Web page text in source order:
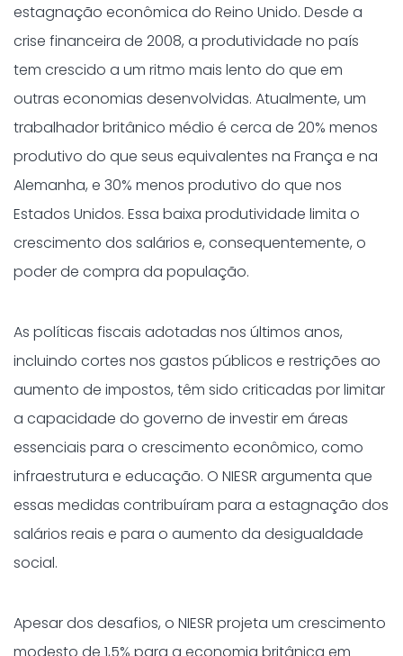
estagnação econômica do Reino Unido. Desde a
crise financeira de 2008, a produtividade no país
tem crescido a um ritmo mais lento do que em
outras economias desenvolvidas. Atualmente, um
trabalhador britânico médio é cerca de 20% menos
produtivo do que seus equivalentes na França e na
Alemanha, e 30% menos produtivo do que nos
Estados Unidos. Essa baixa produtividade limita o
crescimento dos salários e, consequentemente, o
poder de compra da população.
As políticas fiscais adotadas nos últimos anos,
incluindo cortes nos gastos públicos e restrições ao
aumento de impostos, têm sido criticadas por limitar
a capacidade do governo de investir em áreas
essenciais para o crescimento econômico, como
infraestrutura e educação. O NIESR argumenta que
essas medidas contribuíram para a estagnação dos
salários reais e para o aumento da desigualdade
social.
Apesar dos desafios, o NIESR projeta um crescimento